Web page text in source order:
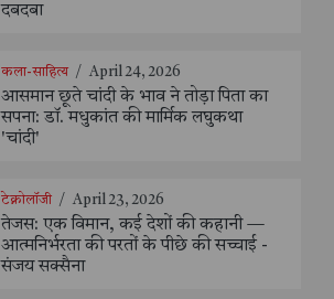
दबदबा
कला-साहित्य / April 24, 2026
आसमान छूते चांदी के भाव ने तोड़ा पिता का
सपना: डॉ. मधुकांत की मार्मिक लघुकथा
'चांदी'
टेक्नोलॉजी / April 23, 2026
तेजस: एक विमान, कई देशों की कहानी —
आत्मनिर्भरता की परतों के पीछे की सच्चाई -
संजय सक्सैना